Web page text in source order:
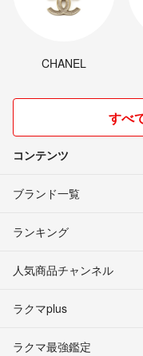
CHANEL
すべ
コンテンツ
ブランド一覧
ランキング
人気商品チャンネル
ラクマplus
ラクマ最強鑑定